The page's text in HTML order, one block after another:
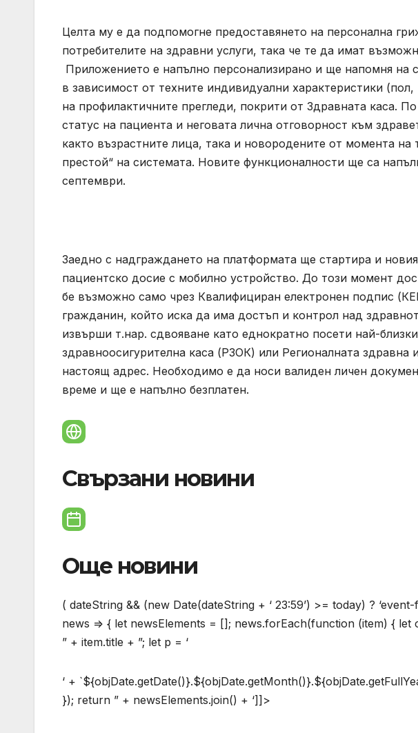
Целта му е да подпомогне предоставянето на персонална
потребителите на здравни услуги, така че те да имат
Приложението е напълно персонализирано и ще напомня на
в зависимост от техните индивидуални характеристики
на профилактичните прегледи, покрити от Здравната каса.
статус на пациента и неговата лична отговорност към
както възрастните лица, така и новородените от момента на
престой“ на системата. Новите функционалности ще са
септември.
Заедно с надграждането на платформата ще стартира и
пациентско досие с мобилно устройство. До този момент
бе възможно само чрез Квалифициран електронен подпис
гражданин, който иска да има достъп и контрол над
извърши т.нар. сдвояване като еднократно посети най-
здравноосигурителна каса (РЗОК) или Регионалната
настоящ адрес. Необходимо е да носи валиден личен
време и ще е напълно безплатен.
Свързани новини
Още новини
( dateString && (new Date(dateString + ‘ 23:59’) >= today) ?
news => { let newsElements = []; news.forEach(function (item) {
” + item.title + ”; let p = ‘
‘ +
}); return ” + newsElements.join() + ‘]]>